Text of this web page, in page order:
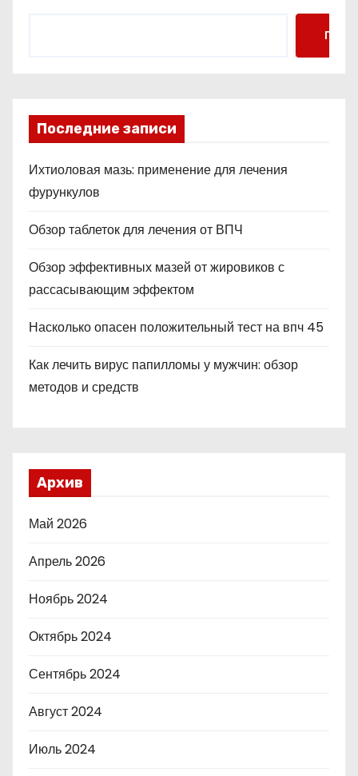
Поиск
Последние записи
Ихтиоловая мазь: применение для лечения
фурункулов
Обзор таблеток для лечения от ВПЧ
Обзор эффективных мазей от жировиков с
рассасывающим эффектом
Насколько опасен положительный тест на впч 45
Как лечить вирус папилломы у мужчин: обзор
методов и средств
Архив
Май 2026
Апрель 2026
Ноябрь 2024
Октябрь 2024
Сентябрь 2024
Август 2024
Июль 2024